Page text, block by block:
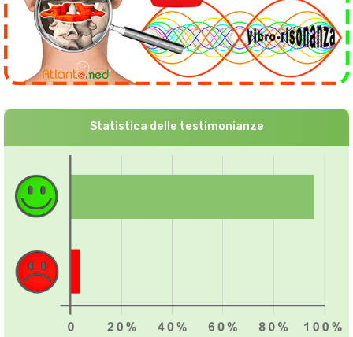
Statistica delle testimonianze